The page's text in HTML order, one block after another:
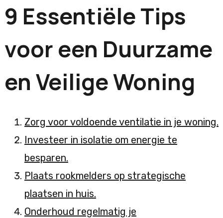
9 Essentiële Tips
voor een Duurzame
en Veilige Woning
Zorg voor voldoende ventilatie in je woning.
Investeer in isolatie om energie te
besparen.
Plaats rookmelders op strategische
plaatsen in huis.
Onderhoud regelmatig je